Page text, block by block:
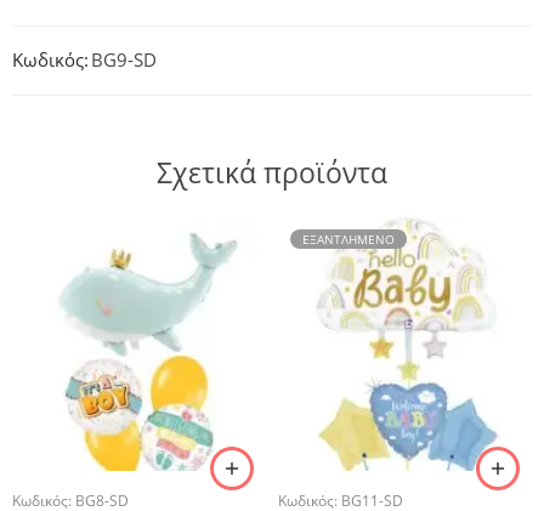
Κωδικός: BG9-SD
Σχετικά προϊόντα
Κωδικός: BG8-SD
ΕΞΑΝΤΛΗΜΈΝΟ
Κωδικός: BG11-SD